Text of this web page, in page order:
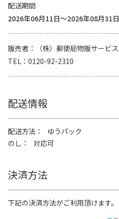
配送期間
2026年06月11日～2026年08月31日
販売者
（株）郵便局物販サービス
TEL
0120-92-2310
配送情報
配送方法
ゆうパック
のし
対応可
決済方法
下記の決済方法がご利用頂けます。